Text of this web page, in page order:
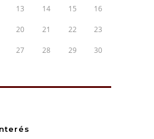
13 14 15 16
20 21 22 23
27 28 29 30